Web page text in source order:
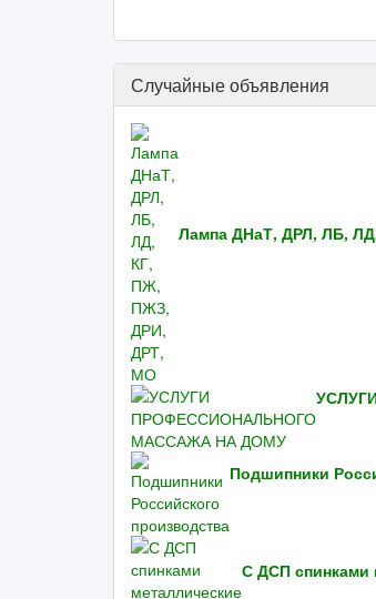
Случайные объявления
Лампа ДНаТ, ДРЛ, ЛБ,
Подшипники
С ДСП спинками